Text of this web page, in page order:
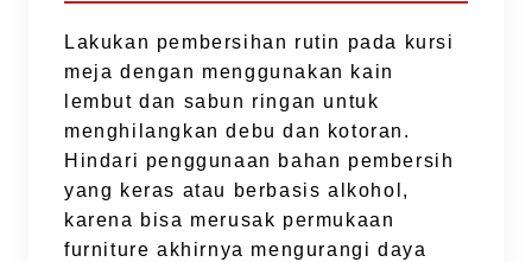
Lakukan pembersihan rutin pada kursi
meja dengan menggunakan kain
lembut dan sabun ringan untuk
menghilangkan debu dan kotoran.
Hindari penggunaan bahan pembersih
yang keras atau berbasis alkohol,
karena bisa merusak permukaan
furniture akhirnya mengurangi daya